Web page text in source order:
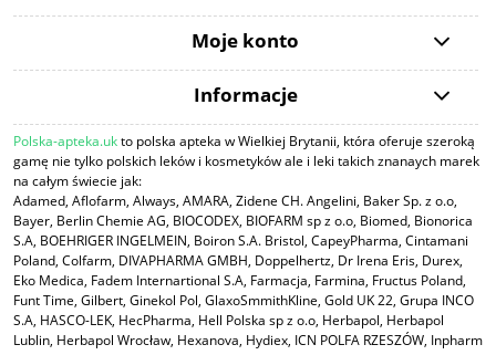
Moje konto
Informacje
Polska-apteka.ukto polska apteka w Wielkiej Brytanii, która oferuje szeroką
gamę nie tylko polskich leków i kosmetyków ale i leki takich znanaych marek
na całym świecie jak:
Adamed, Aflofarm, Always, AMARA, Zidene CH. Angelini, Baker Sp. z o.o,
Bayer, Berlin Chemie AG, BIOCODEX, BIOFARM sp z o.o, Biomed, Bionorica
S.A, BOEHRIGER INGELMEIN, Boiron S.A. Bristol, CapeyPharma, Cintamani
Poland, Colfarm, DIVAPHARMA GMBH, Doppelhertz, Dr Irena Eris, Durex,
Eko Medica, Fadem Internartional S.A, Farmacja, Farmina, Fructus Poland,
Funt Time, Gilbert, Ginekol Pol, GlaxoSmmithKline, Gold UK 22, Grupa INCO
S.A, HASCO-LEK, HecPharma, Hell Polska sp z o.o, Herbapol, Herbapol
Lublin, Herbapol Wrocław, Hexanova, Hydiex, ICN POLFA RZESZÓW, Inpharm